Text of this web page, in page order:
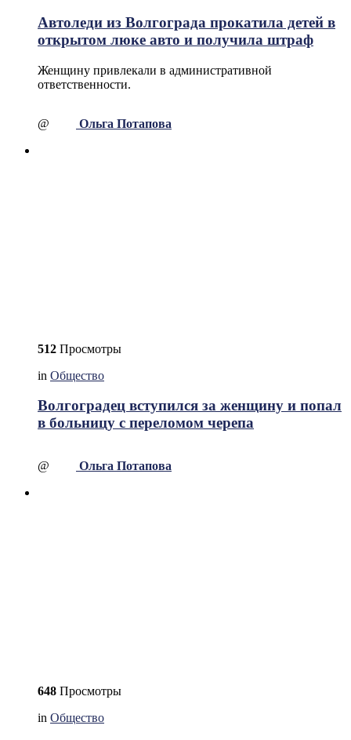
Автоледи из Волгограда прокатила детей в
открытом люке авто и получила штраф
Женщину привлекали в административной
ответственности.
@ Ольга Потапова
512 Просмотры
in Общество
Волгоградец вступился за женщину и попал
в больницу с переломом черепа
@ Ольга Потапова
648 Просмотры
in Общество